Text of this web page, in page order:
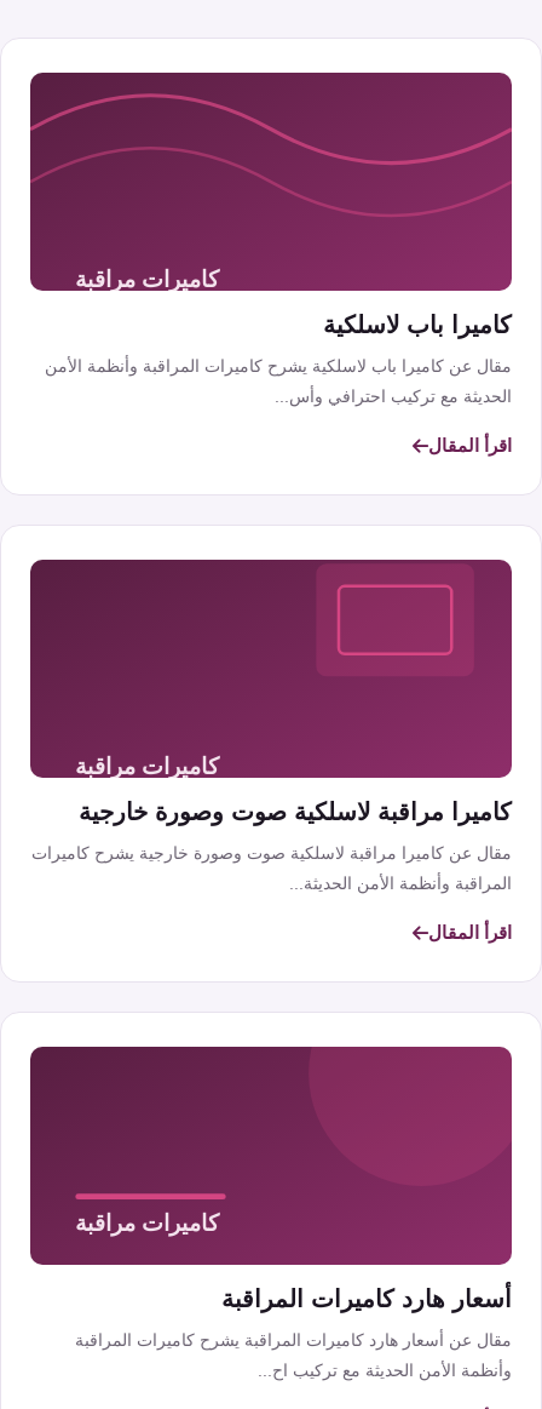
كاميرا باب لاسلكية
مقال عن كاميرا باب لاسلكية يشرح كاميرات المراقبة وأنظمة الأمن
الحديثة مع تركيب احترافي وأس...
اقرأ المقال
كاميرا مراقبة لاسلكية صوت وصورة خارجية
مقال عن كاميرا مراقبة لاسلكية صوت وصورة خارجية يشرح كاميرات
المراقبة وأنظمة الأمن الحديثة...
اقرأ المقال
أسعار هارد كاميرات المراقبة
مقال عن أسعار هارد كاميرات المراقبة يشرح كاميرات المراقبة
وأنظمة الأمن الحديثة مع تركيب اح...